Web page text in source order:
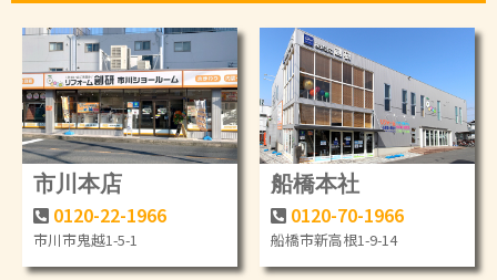
市川本店
0120-22-1966
市川市鬼越1-5-1
船橋本社
0120-70-1966
船橋市新高根1-9-14